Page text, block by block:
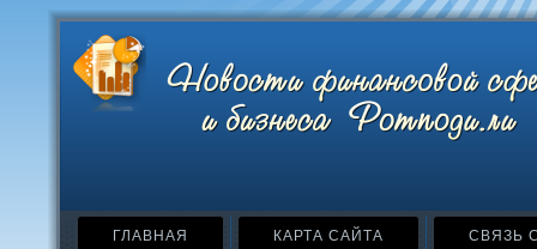
ГЛАВНАЯ КАРТА САЙТА СВЯЗЬ